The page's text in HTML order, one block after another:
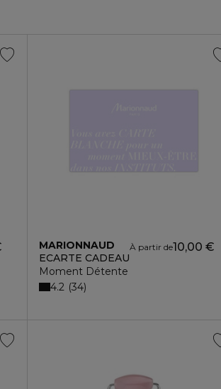
MARIONNAUD
ECARTE CADEAU
Moment Détente
À partir de10,00 €
4.2 34